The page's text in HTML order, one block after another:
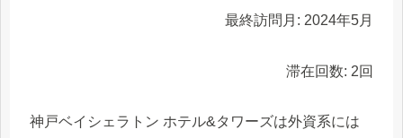
最終訪問月: 2024年5月
滞在回数: 2回
神戸ベイシェラトン ホテル&タワーズは外資系には